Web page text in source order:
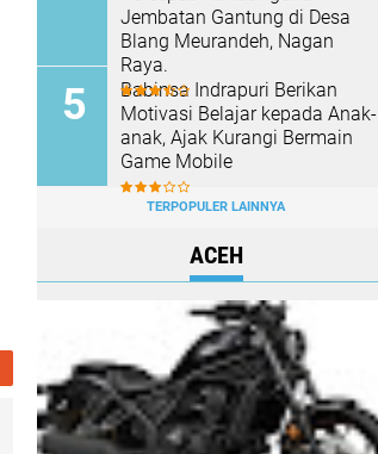
Jembatan Gantung di Desa
Blang Meurandeh, Nagan
Raya.
Babinsa Indrapuri Berikan
Motivasi Belajar kepada Anak-
anak, Ajak Kurangi Bermain
Game Mobile
TERPOPULER LAINNYA
ACEH